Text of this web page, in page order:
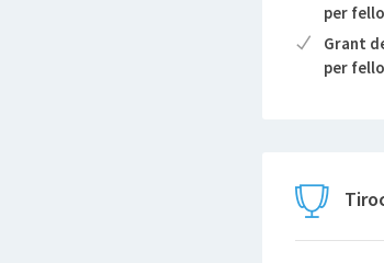
per
Grant
per